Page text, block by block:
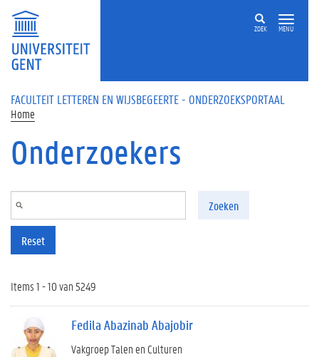
Overslaan en naar de inhoud gaan
ZOEK MENU
FACULTEIT LETTEREN EN WIJSBEGEERTE - ONDERZOEKSPORTAAL
Home
Onderzoekers
Zoeken
Reset
Items 1 - 10 van 5249
Fedila Abazinab Abajobir
Vakgroep Talen en Culturen